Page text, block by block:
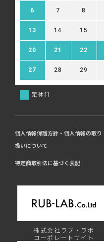
6 7 8
13 14 15
20 21 22
27 28 29
定休日
個人情報保護方針・個人情報の取り
扱いについて
特定商取引法に基づく表記
株式会社ラブ・ラボ
コーポレートサイト